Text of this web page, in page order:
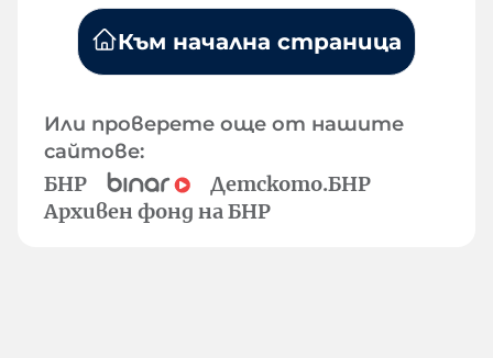
Към начална страница
Или проверете още от нашите
сайтове:
БНР
Детското.БНР
Архивен фонд на БНР